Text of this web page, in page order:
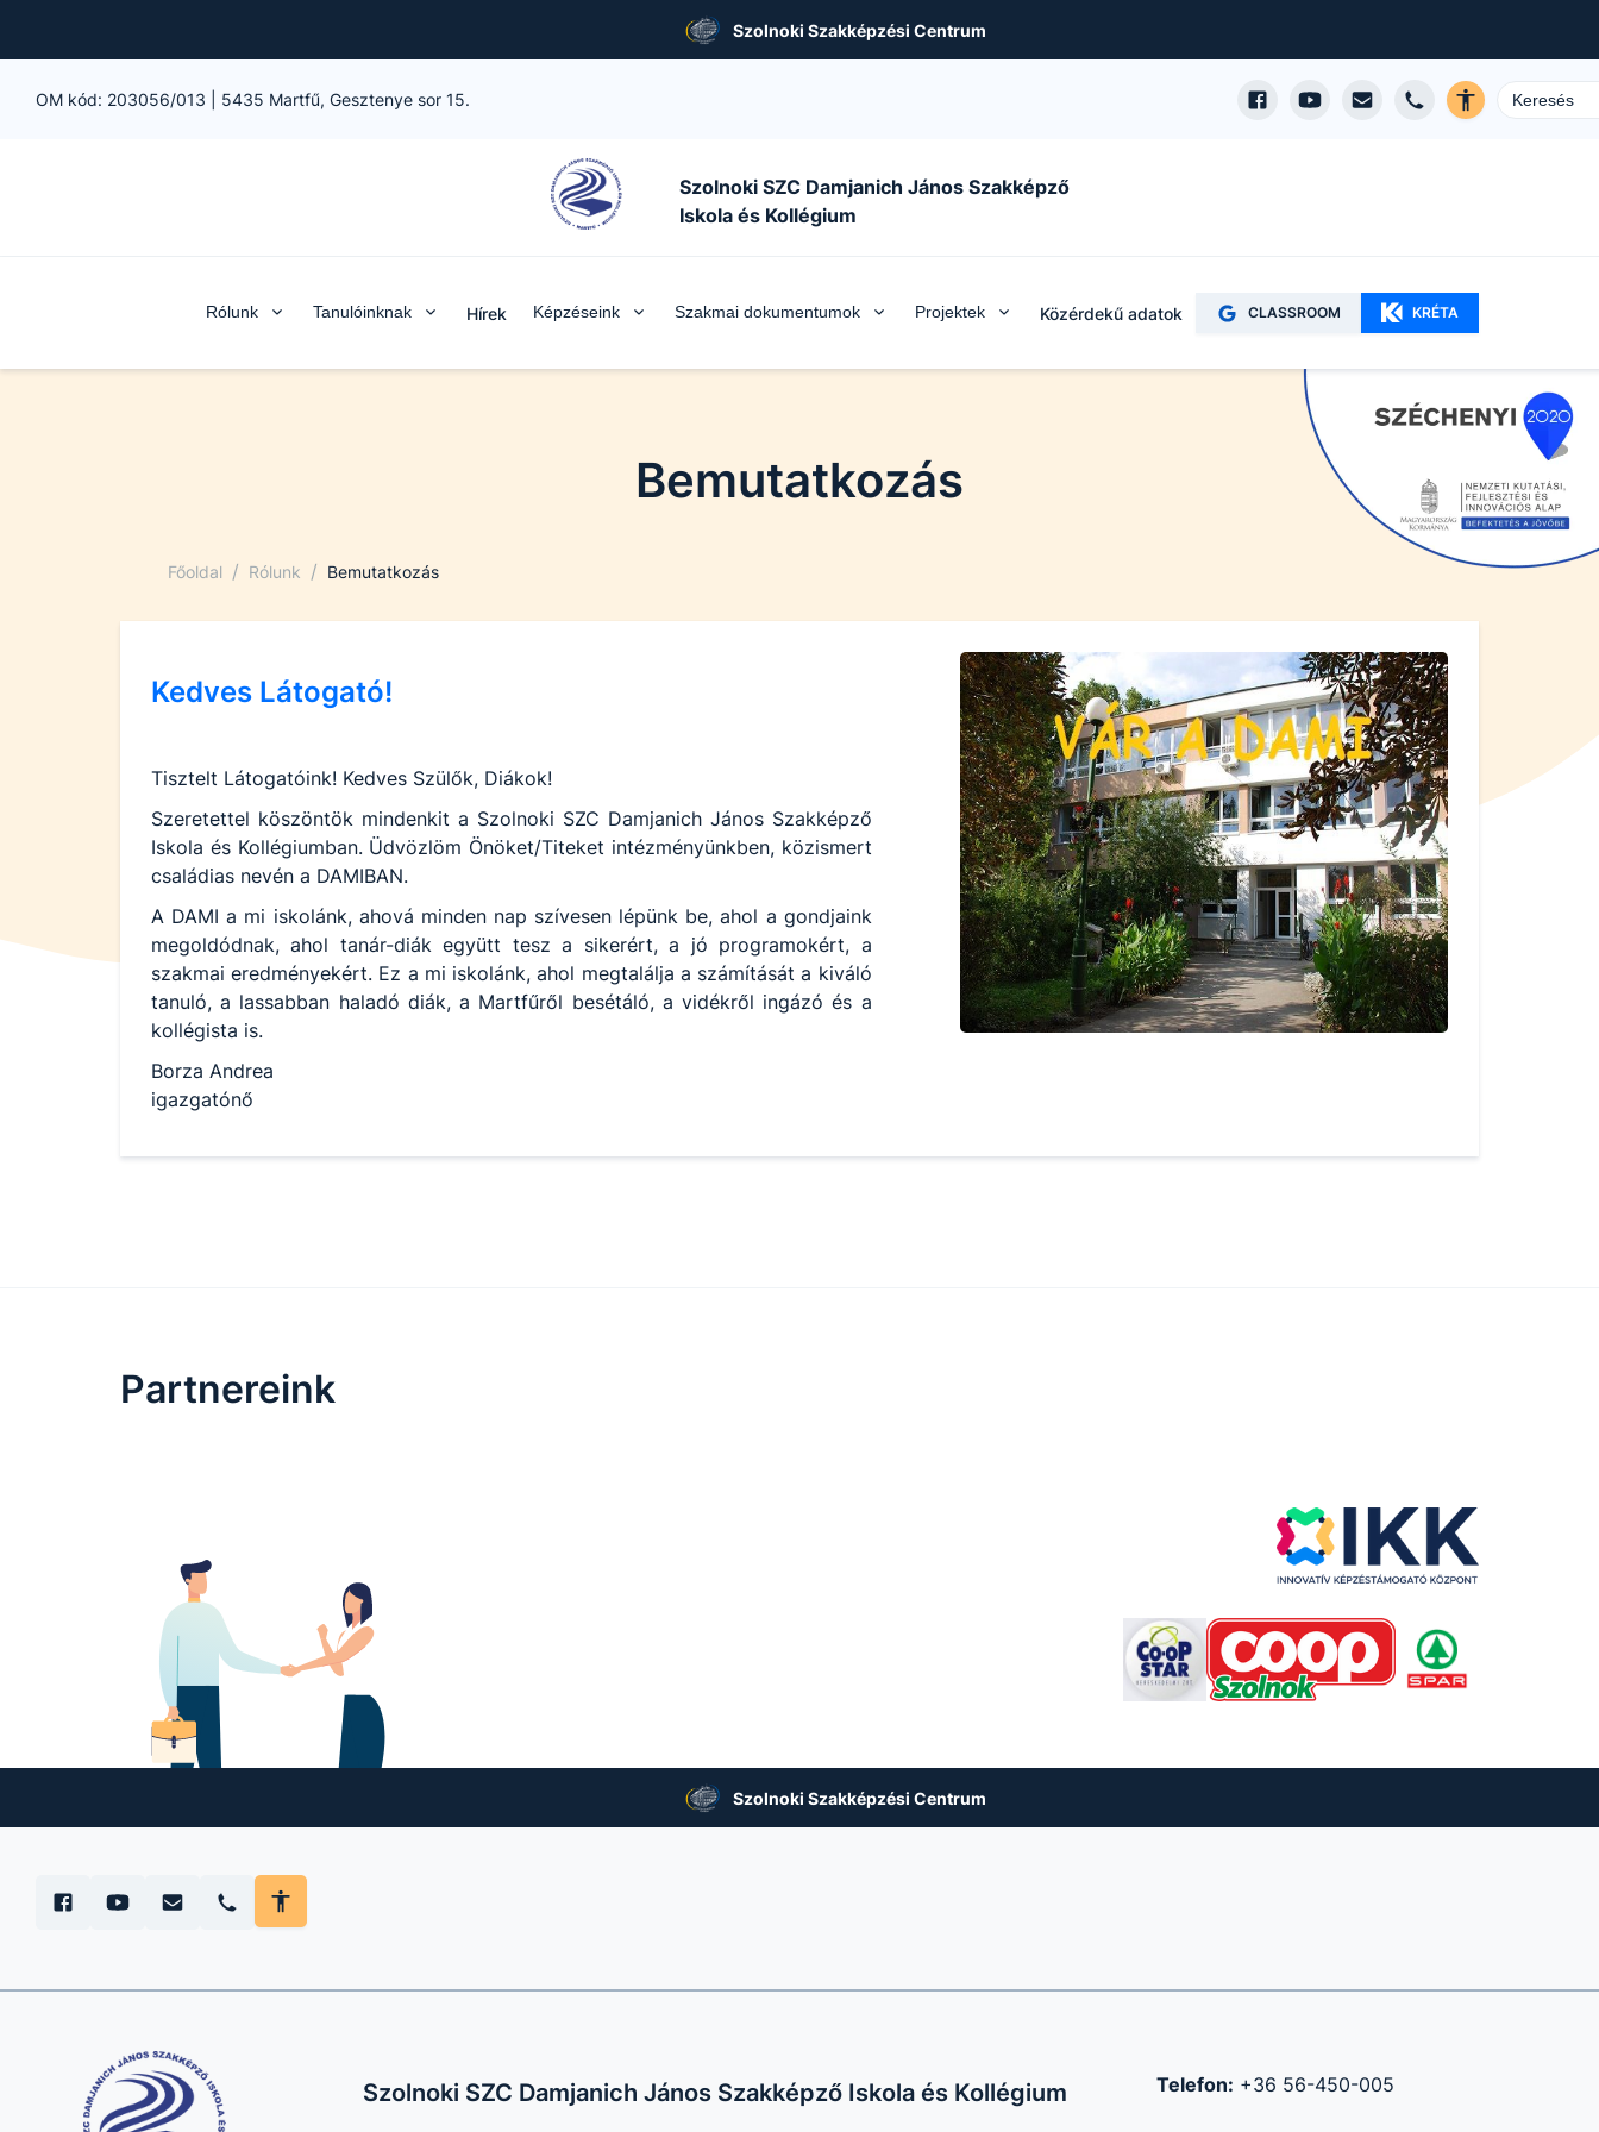
Szolnoki Szakképzési Centrum
OM kód: 203056/013 5435 Martfű, Gesztenye sor 15.
Szolnoki SZC Damjanich János Szakképző
Iskola és Kollégium
Rólunk Tanulóinknak Hírek Képzéseink Szakmai dokumentumok Projektek Közérdekű adatok CLASSROOM KRÉTA
Bemutatkozás
Főoldal / Rólunk / Bemutatkozás
Kedves Látogató!
Tisztelt Látogatóink! Kedves Szülők, Diákok!
Szeretettel köszöntök mindenkit a Szolnoki SZC Damjanich János Szakképző
Iskola és Kollégiumban. Üdvözlöm Önöket/Titeket intézményünkben, közismert
családias nevén a DAMIBAN.
A DAMI a mi iskolánk, ahová minden nap szívesen lépünk be, ahol a gondjaink
megoldódnak, ahol tanár-diák együtt tesz a sikerért, a jó programokért, a
szakmai eredményekért. Ez a mi iskolánk, ahol megtalálja a számítását a kiváló
tanuló, a lassabban haladó diák, a Martfűről besétáló, a vidékről ingázó és a
kollégista is.
Borza Andrea
igazgatónő
Partnereink
Szolnoki Szakképzési Centrum
Szolnoki SZC Damjanich János Szakképző Iskola és Kollégium Telefon: +36 56-450-005